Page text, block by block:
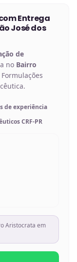
Entrega
José dos
de
no Bairro
Formulações
de experiência
CRF-PR
Aristocrata em